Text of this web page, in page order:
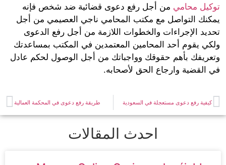
محاميمن أجل رفع دعوى قضائية ضد شخص فإنه
التواصل مع مكتب المحامي ناجي العصيمي من أجل
الإجراءات والخطوات اللازمة من أجل رفع الدعوى
يقوم أحد المحامين المعتمدين في المكتب بمساعدتك
بأهم حقوقك وواجباتك من أجل الوصول لحكم عادل
وارجاع الحق لأصحابه.
رفع دعوى مستعجلة في السعودية طريقة رفع دعوى في المحكمة العمالية
احدث المقالات